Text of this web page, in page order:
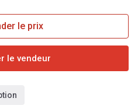
le prix
le vendeur